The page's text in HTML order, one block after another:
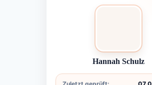
Hannah Schulz